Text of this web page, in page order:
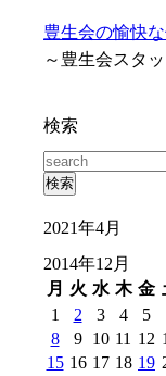
豊生会の愉快
～豊生会スタ
検索
2021年4月
2014年12月
月 火 水 木 金
1
2 3 4 5
8
9 10 11 12
15 16 17 18 19